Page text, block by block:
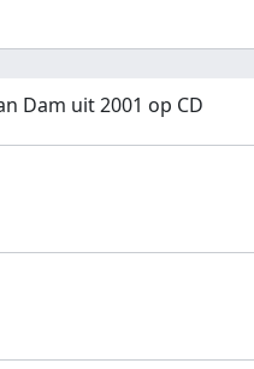
Dam uit 2001 op CD